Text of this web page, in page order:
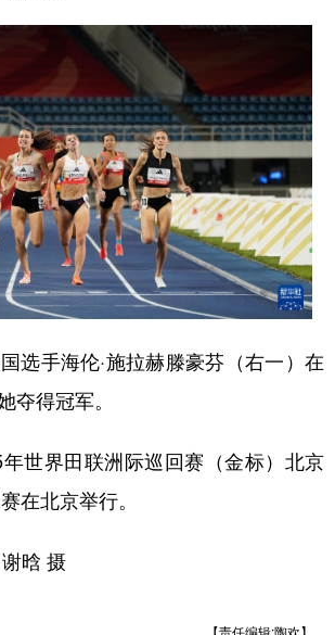
上海
安徽 福建 江西
河南 湖北 湖南
广西 海南 重庆
贵州 云南 西藏
甘肃 青海 宁夏
Español Français عربى
Português
手海伦·施拉赫滕豪芬（右一）在
夺得冠军。
界田联洲际巡回赛（金标）北京
在北京举行。
晗 摄